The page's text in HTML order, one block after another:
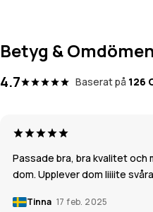
Betyg & Omdömen
4.7 Baserat på 126
Passade bra, bra kvalitet och
dom. Upplever dom liiiite
Tinna 17 feb. 2025